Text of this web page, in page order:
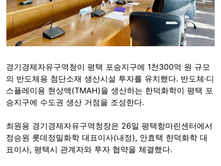
경기경제자유구역청이 평택 포승지구에 1천300억 원 규모
의 반도체용 첨단소재 생산시설 투자를 유치했다. 반도체·디
스플레이용 현상액(TMAH)을 생산하는 한덕화학이 평택 포
승지구에 수도권 생산 거점을 조성한다.
최원용 경기경제자유구역청장은 26일 평택항마린센터에서
정승원 롯데정밀화학 대표이사(내정), 안효택 한덕화학 대
표이사, 평택시 관계자와 투자 협약을 체결했다.